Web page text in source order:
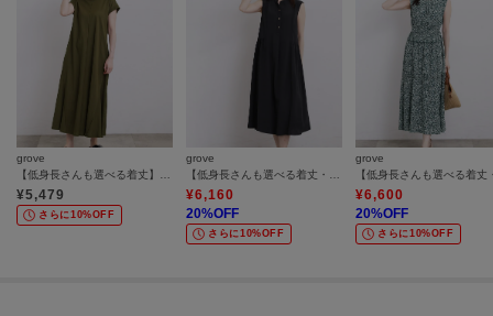
grove
¥5,479
さらに10%OFF
grove
¥6,160
20%OFF
さらに10%OFF
grove
¥6,600
20%OFF
さらに10%OFF